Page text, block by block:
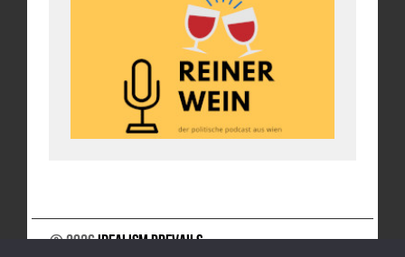
© 2026Idealism Prevails